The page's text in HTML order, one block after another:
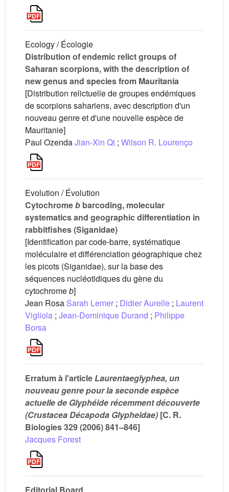
Ecology / Écologie
Distribution of endemic relict groups of
Saharan scorpions, with the description of
new genus and species from Mauritania
[Distribution relictuelle de groupes endémiques
de scorpions sahariens, avec description d'un
nouveau genre et d'une nouvelle espèce de
Mauritanie]
Paul OzendaJian-Xin Qi ; Wilson R. Lourenço
Evolution / Évolution
Cytochromeb barcoding, molecular
systematics and geographic differentiation in
rabbitfishes (Siganidae)
[Identification par code-barre, systématique
moléculaire et différenciation géographique chez
les picots (Siganidae), sur la base des
séquences nucléotidiques du gène du
cytochromeb]
Jean Rosa Sarah Lemer ; Didier Aurelle ; Laurent
Vigliola ; Jean-Dominique Durand ; Philippe
Borsa
Erratum à l'article Laurentaeglyphea, un
nouveau genre pour la seconde espèce
actuelle de Glyphéide récemment découverte
(Crustacea Décapoda Glypheidae) [C. R.
Biologies 329 (2006) 841–846]
Jacques Forest
Editorial Board